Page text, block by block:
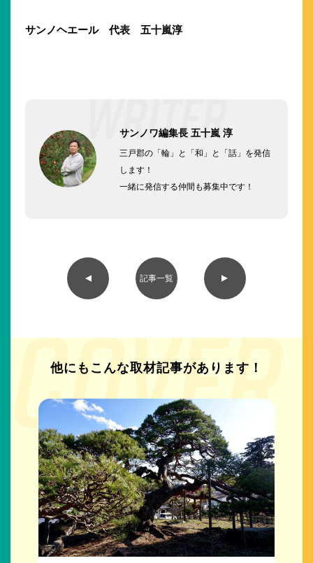
サンノヘエール 代表 五十嵐淳
サンノワ編集長 五十嵐 淳
三戸郡の「輪」と「和」と「話」を発信
します！
一緒に発信する仲間も募集中です！
▲ 記事一覧 ▲
他にもこんな取材記事があります！